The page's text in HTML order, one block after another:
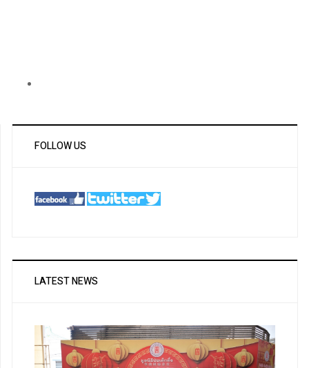
FOLLOW US
LATEST NEWS